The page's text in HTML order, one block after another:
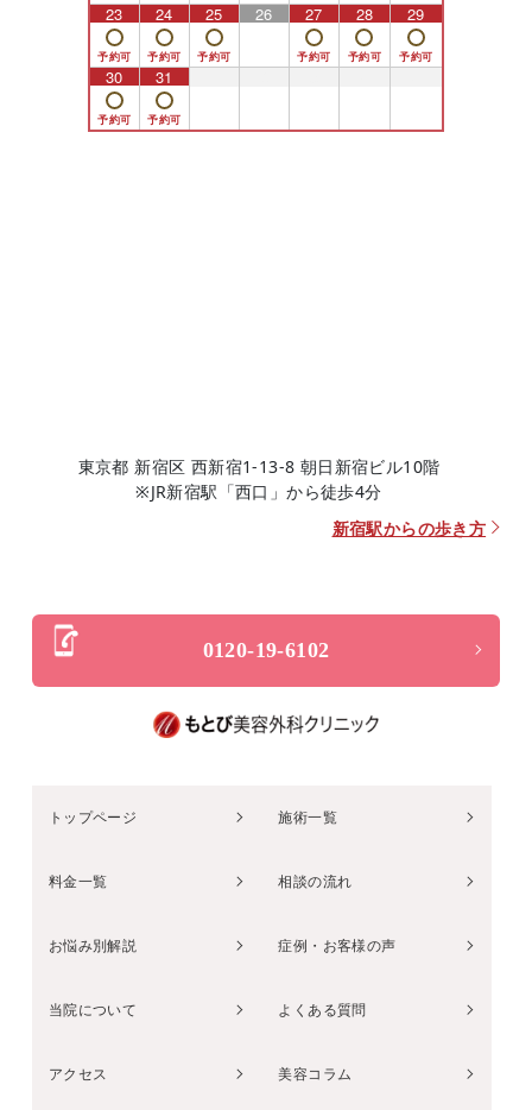
23 24 25 26 27 28 29
30 31
東京都 新宿区 西新宿1-13-8 朝日新宿ビル10階
※JR新宿駅「西口」から徒歩4分
新宿駅からの歩き方
0120-19-6102
トップページ 施術一覧
料金一覧 相談の流れ
お悩み別解説 症例・お客様の声
当院について よくある質問
アクセス 美容コラム